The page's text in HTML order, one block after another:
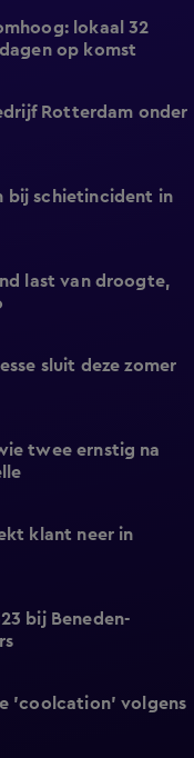
lokaal 32
op komst
Rotterdam onder
bij schietincident in
last van droogte,
sluit deze zomer
twee ernstig na
klant neer in
bij Beneden-
'coolcation' volgens